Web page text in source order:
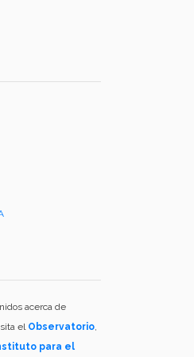
acerca de
el Observatorio,
para el